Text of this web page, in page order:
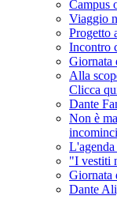
Campus
Viaggio
Progetto
Incontro
Giornata
Alla
Clicca
Dante
Non è
"I vestiti
Giornata
Dante